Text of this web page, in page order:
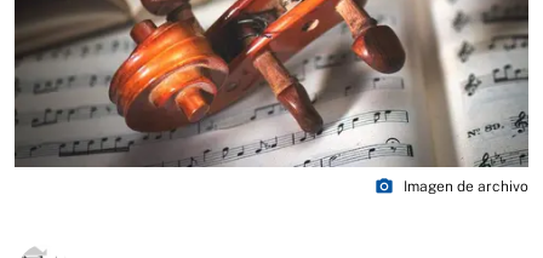
photo_camera Imagen de archivo